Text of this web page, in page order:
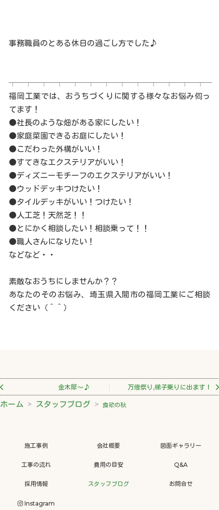
事務職員のとある休日の過ごし方でした♪
┬─┬─┬─┬─┬─┬─┬─┬─┬─┬─┬─┬─┬─
福岡工業では、おうちづくりに関する様々なお悩み伺っ
てます！
●社長のような畑がある家にしたい！
●家庭菜園できるお庭にしたい！
●こだわった外構がいい！
●すてきなエクステリアがいい！
●ディズニーモチーフのエクステリアがいい！
●ウッドデッキつけたい！
●タイルデッキがいい！つけたい！
●人工芝！天然芝！！
●とにかく相談したい！相談乗って！！
●職人さんになりたい！
などなど・・
素敵なおうちにしませんか？？
あなたのそのお悩み、埼玉県入間市の福岡工業にご相談
ください（＾＾）
万燈祭り,梯子乗りに出ます！
金木犀～♪
ホーム スタッフブログ 食欲の秋
施工事例 会社概要 図面ギャラリー
工事の流れ 費用の目安 Q&A
採用情報 スタッフブログ お問合せ
Instagram